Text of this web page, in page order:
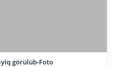
görülüb-Foto